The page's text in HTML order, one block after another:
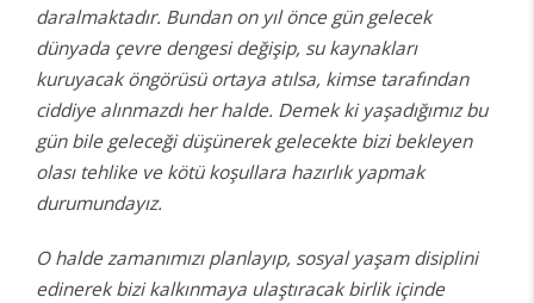
daralmaktadır. Bundan on yıl önce gün gelecek
dünyada çevre dengesi değişip, su kaynakları
kuruyacak öngörüsü ortaya atılsa, kimse tarafından
ciddiye alınmazdı her halde. Demek ki yaşadığımız bu
gün bile geleceği düşünerek gelecekte bizi bekleyen
olası tehlike ve kötü koşullara hazırlık yapmak
durumundayız.
O halde zamanımızı planlayıp, sosyal yaşam disiplini
edinerek bizi kalkınmaya ulaştıracak birlik içinde